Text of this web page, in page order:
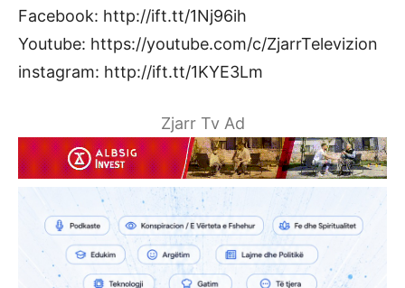
Facebook: http://ift.tt/1Nj96ih
Youtube: https://youtube.com/c/ZjarrTelevizion
instagram: http://ift.tt/1KYE3Lm
Zjarr Tv Ad